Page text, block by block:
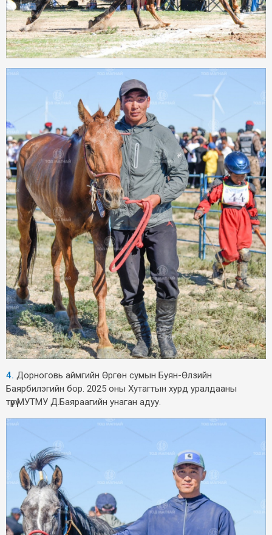
4. Дорноговь аймгийн Өргөн сумын Буян-Өлзийн
Баярбилэгийн бор. 2025 оны Хутагтын хурд уралдааны
түрүү.МУТМУ Д.Баяраагийн унаган адуу.